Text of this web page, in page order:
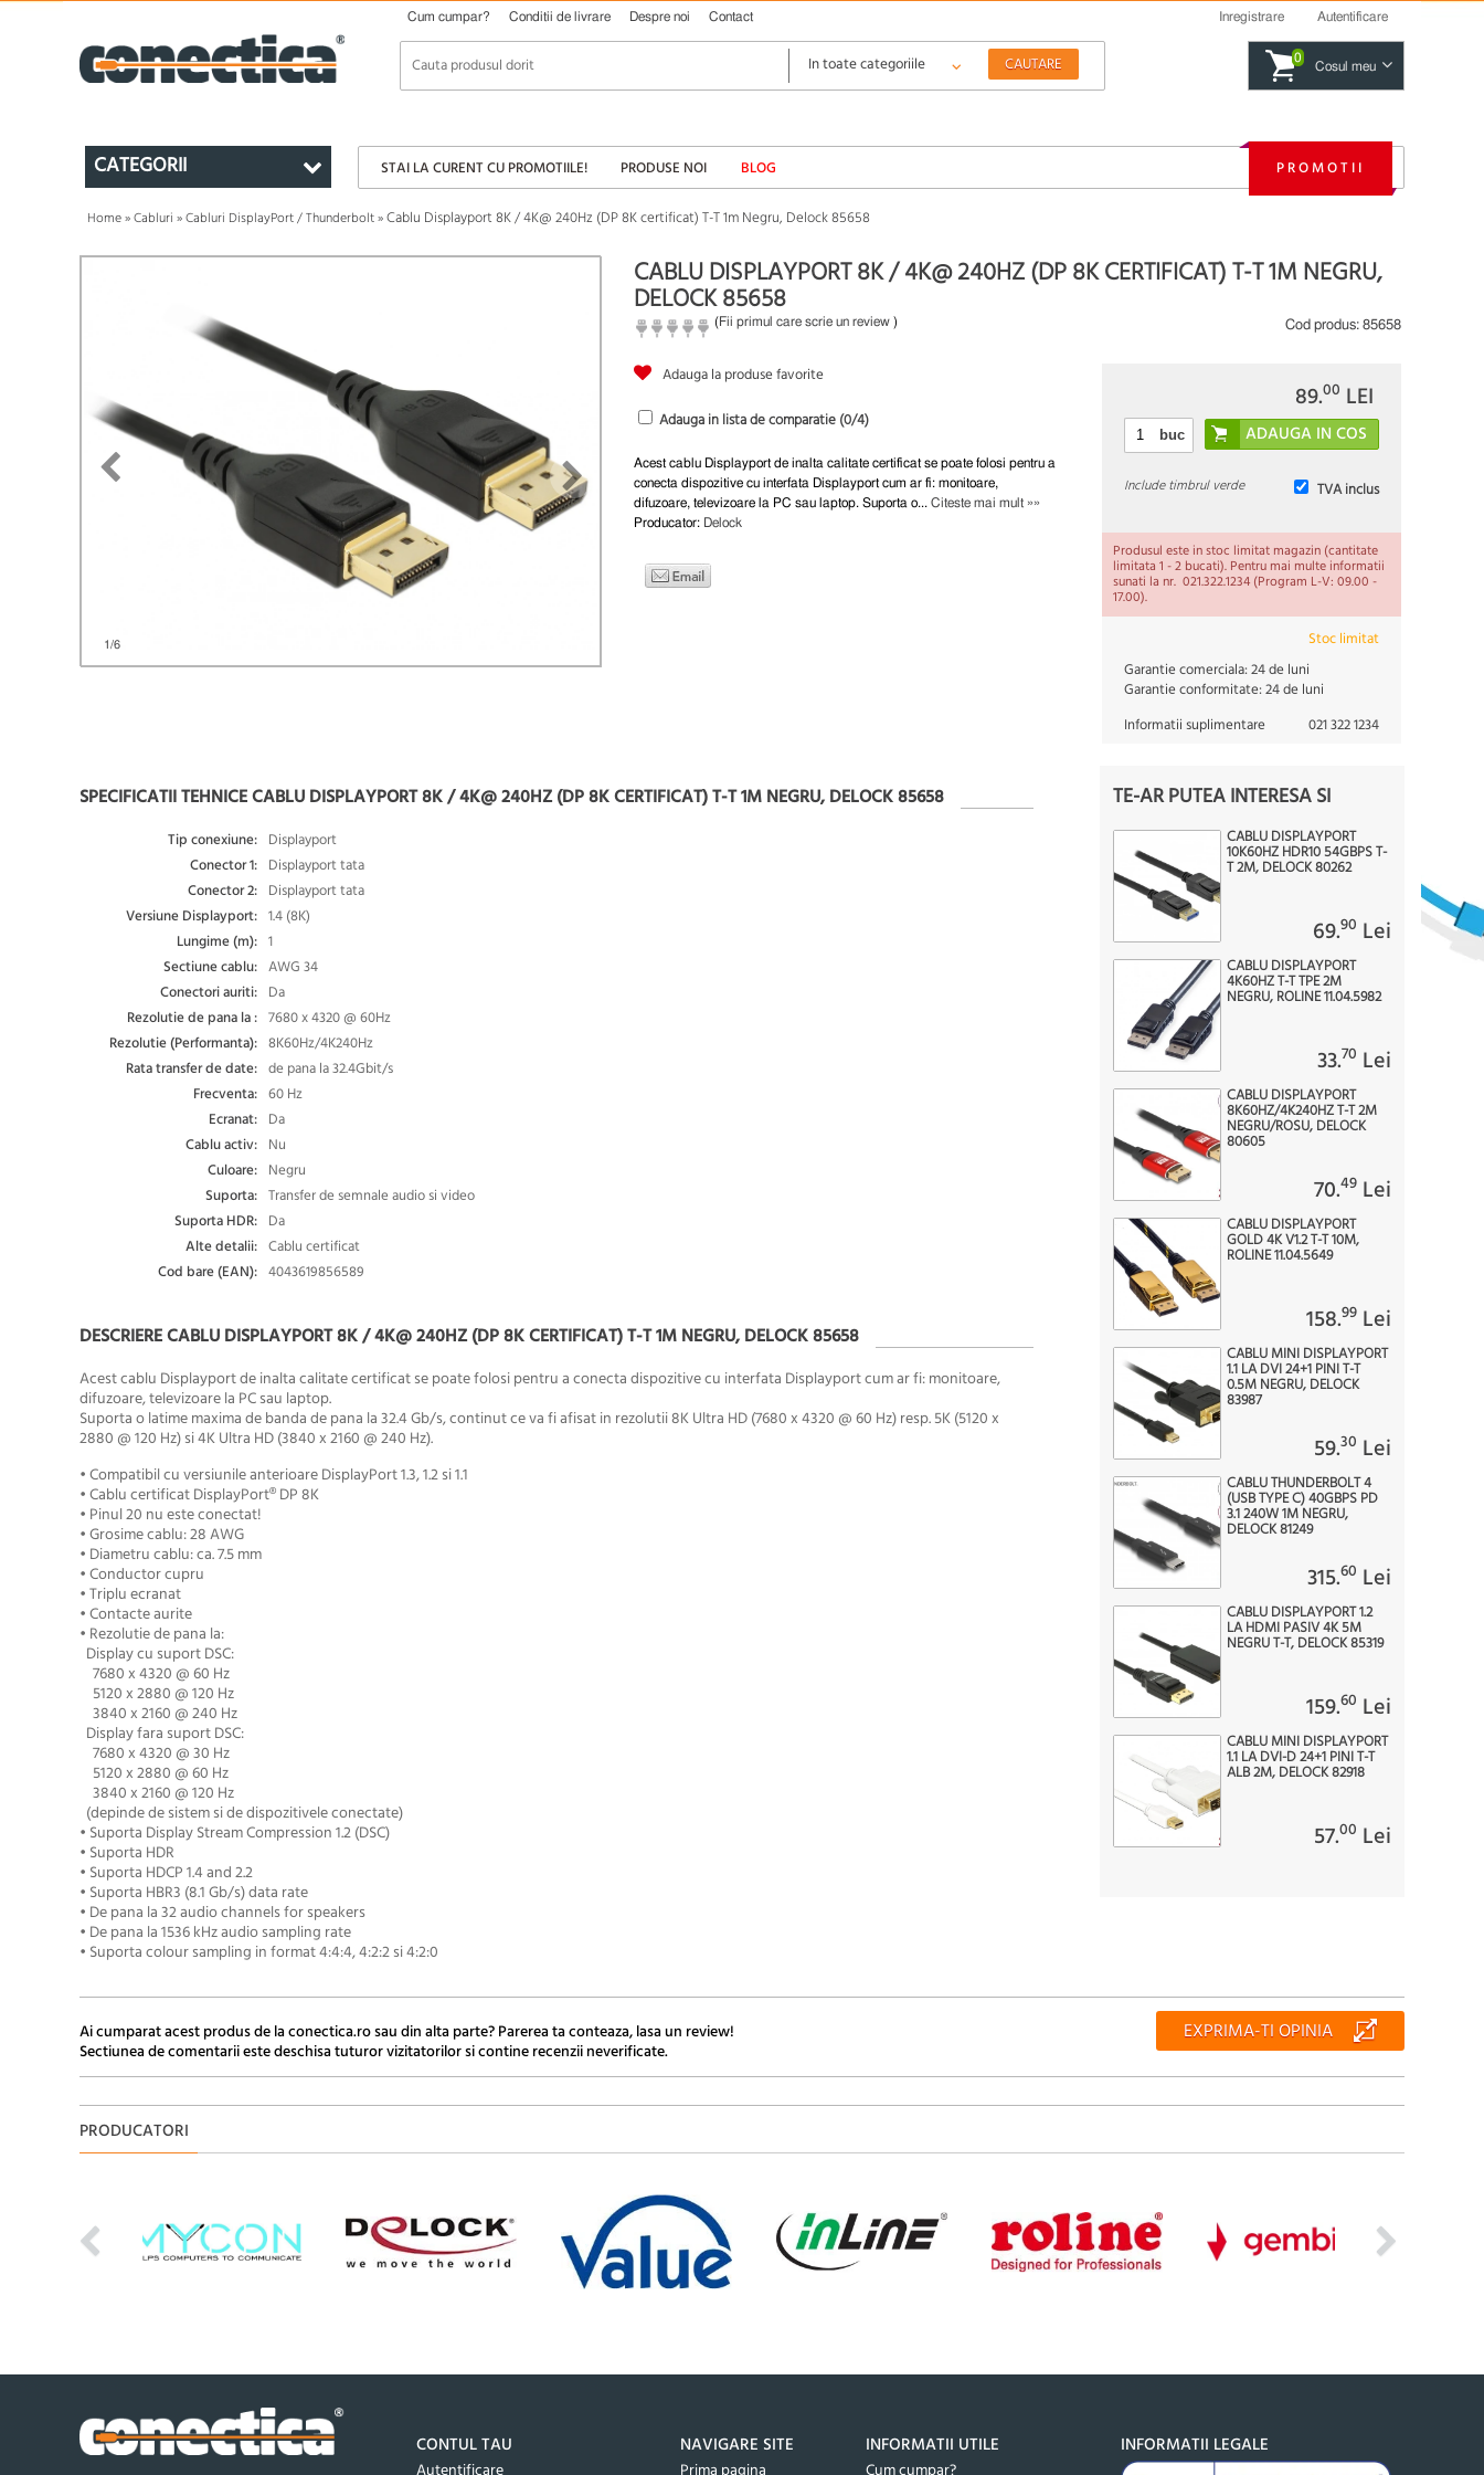
Cum cumpar? Conditii de livrare Despre noi Contact Inregistrare Autentificare
0
Cosul meu
CATEGORII STAI LA CURENT CU PROMOTIILE! PRODUSE NOI BLOG PROMOTII
Home»Cabluri »Cabluri DisplayPort / Thunderbolt»Cablu Displayport 8K / 4K@ 240Hz (DP 8K certificat) T-T 1m Negru, Delock 85658
1/6
CABLU DISPLAYPORT 8K / 4K@ 240HZ (DP 8K CERTIFICAT) T-T 1M NEGRU,
DELOCK 85658
(Fii primul care scrie un review ) Cod produs: 85658
Adauga la produse favorite
Adauga in lista de comparatie (0/4)
Acest cablu Displayport de inalta calitate certificat se poate folosi pentru a
conecta dispozitive cu interfata Displayport cum ar fi: monitoare,
difuzoare, televizoare la PC sau laptop. Suporta o... Citeste mai mult »»
Producator: Delock
89.00 LEI
buc
TVA inclus
Include timbrul verde
Produsul este in stoc limitat magazin (cantitate
limitata 1 - 2 bucati). Pentru mai multe informatii
sunati la nr. 021.322.1234 (Program L-V: 09.00 -
17.00).
Stoc limitat
Garantie comerciala:24 de luni
Garantie conformitate:24 de luni
Informatii suplimentare
021 322 1234
SPECIFICATII TEHNICE CABLU DISPLAYPORT 8K / 4K@ 240HZ (DP 8K CERTIFICAT) T-T 1M NEGRU, DELOCK 85658
Tip conexiune: Displayport
Conector 1: Displayport tata
Conector 2: Displayport tata
Versiune Displayport: 1.4 (8K)
Lungime (m): 1
Sectiune cablu: AWG 34
Conectori auriti: Da
Rezolutie de pana la : 7680 x 4320 @ 60Hz
Rezolutie (Performanta): 8K60Hz/4K240Hz
Rata transfer de date: de pana la 32.4Gbit/s
Frecventa: 60 Hz
Ecranat: Da
Cablu activ: Nu
Culoare: Negru
Suporta: Transfer de semnale audio si video
Suporta HDR: Da
Alte detalii: Cablu certificat
Cod bare (EAN): 4043619856589
DESCRIERE CABLU DISPLAYPORT 8K / 4K@ 240HZ (DP 8K CERTIFICAT) T-T 1M NEGRU, DELOCK 85658
Acest cablu Displayport de inalta calitate certificat se poate folosi pentru a conecta dispozitive cu interfata Displayport cum ar fi: monitoare,
difuzoare, televizoare la PC sau laptop.
Suporta o latime maxima de banda de pana la 32.4 Gb/s, continut ce va fi afisat in rezolutii 8K Ultra HD (7680 x 4320 @ 60 Hz) resp. 5K (5120 x
2880 @ 120 Hz) si 4K Ultra HD (3840 x 2160 @ 240 Hz).
• Compatibil cu versiunile anterioare DisplayPort 1.3, 1.2 si 1.1
• Cablu certificat DisplayPort® DP 8K
• Pinul 20 nu este conectat!
• Grosime cablu: 28 AWG
• Diametru cablu: ca. 7.5 mm
• Conductor cupru
• Triplu ecranat
• Contacte aurite
• Rezolutie de pana la:
Display cu suport DSC:
7680 x 4320 @ 60 Hz
5120 x 2880 @ 120 Hz
3840 x 2160 @ 240 Hz
Display fara suport DSC:
7680 x 4320 @ 30 Hz
5120 x 2880 @ 60 Hz
3840 x 2160 @ 120 Hz
(depinde de sistem si de dispozitivele conectate)
• Suporta Display Stream Compression 1.2 (DSC)
• Suporta HDR
• Suporta HDCP 1.4 and 2.2
• Suporta HBR3 (8.1 Gb/s) data rate
• De pana la 32 audio channels for speakers
• De pana la 1536 kHz audio sampling rate
• Suporta colour sampling in format 4:4:4, 4:2:2 si 4:2:0
TE-AR PUTEA INTERESA SI
CABLU DISPLAYPORT
10K60HZ HDR10 54GBPS T-
T 2M, DELOCK 80262
69.90 Lei
CABLU DISPLAYPORT
4K60HZ T-T TPE 2M
NEGRU, ROLINE 11.04.5982
33.70 Lei
CABLU DISPLAYPORT
8K60HZ/4K240HZ T-T 2M
NEGRU/ROSU, DELOCK
80605
70.49 Lei
CABLU DISPLAYPORT
GOLD 4K V1.2 T-T 10M,
ROLINE 11.04.5649
158.99 Lei
CABLU MINI DISPLAYPORT
1.1 LA DVI 24+1 PINI T-T
0.5M NEGRU, DELOCK
83987
59.30 Lei
CABLU THUNDERBOLT 4
(USB TYPE C) 40GBPS PD
3.1 240W 1M NEGRU,
DELOCK 81249
315.60 Lei
CABLU DISPLAYPORT 1.2
LA HDMI PASIV 4K 5M
NEGRU T-T, DELOCK 85319
159.60 Lei
CABLU MINI DISPLAYPORT
1.1 LA DVI-D 24+1 PINI T-T
ALB 2M, DELOCK 82918
57.00 Lei
Ai cumparat acest produs de la conectica.ro sau din alta parte? Parerea ta conteaza, lasa un review!
Sectiunea de comentarii este deschisa tuturor vizitatorilor si contine recenzii neverificate.
EXPRIMA-TI OPINIA
PRODUCATORI
CONTUL TAU NAVIGARE SITE INFORMATII UTILE INFORMATII LEGALE